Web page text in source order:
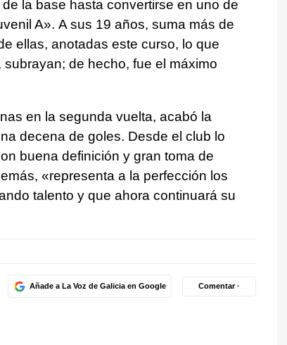
la base hasta convertirse en uno de
A». A sus 19 años, suma más de
ellas, anotadas este curso, lo que
subrayan; de hecho, fue el máximo
en la segunda vuelta, acabó la
decena de goles. Desde el club lo
buena definición y gran toma de
«representa a la perfección los
talento y que ahora continuará su
Añade a La Voz de Galicia en Google Comentar ·